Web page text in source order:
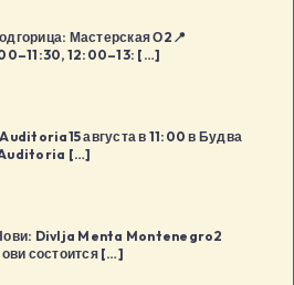
Мастерская О2📍
12:00–13: […]
августа в 11:00 в Будва
Auditoria […]
Divlja Menta Montenegro2
состоится […]